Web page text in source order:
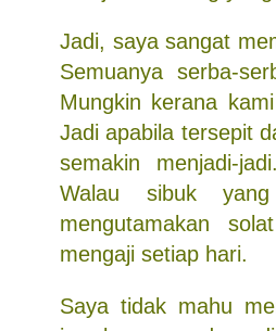
Jadi, saya sangat
Semuanya serba-
Mungkin kerana
Jadi apabila tersepit
semakin menjadi-
Walau sibuk
mengutamakan
mengaji setiap hari.
Saya tidak mahu